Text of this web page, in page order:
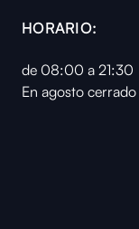
HORARIO:
de 08:00 a 21:30
En agosto cerrado